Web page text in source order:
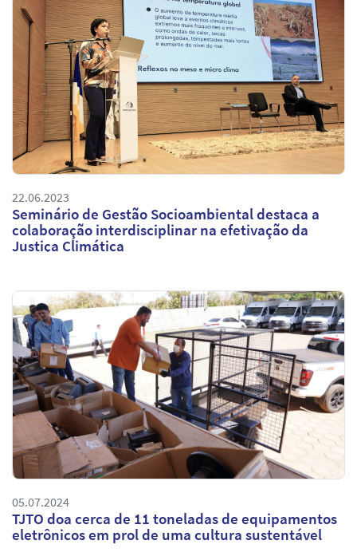
22.06.2023
Seminário de Gestão Socioambiental destaca a
colaboração interdisciplinar na efetivação da
Justiça Climática
05.07.2024
TJTO doa cerca de 11 toneladas de equipamentos
eletrônicos em prol de uma cultura sustentável